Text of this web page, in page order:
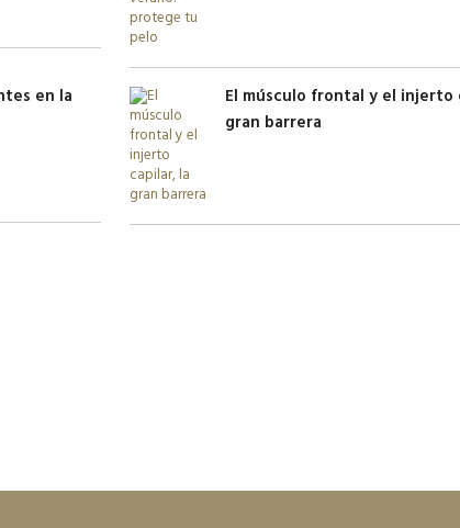
en la
El músculo frontal y el injerto
gran barrera